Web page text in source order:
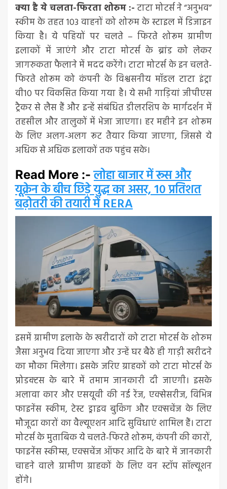
क्या है ये चलता-फिरता शोरुम :-टाटा मोटर्स ने “अनुभव”
स्कीम के तहत 103 वाहनों को शोरुम के स्टाइल में डिजाइन
किया है। ये पहियों पर चलते – फिरते शोरूम ग्रामीण
इलाकों में जाएंगे और टाटा मोटर्स के ब्रांड को लेकर
जागरुकता फैलाने में मदद करेंगे। टाटा मोटर्स के इन चलते-
फिरते शोरूम को कंपनी के विश्वसनीय मॉडल टाटा इंट्रा
वी10 पर विकसित किया गया है। ये सभी गाड़ियां जीपीएस
ट्रैकर से लैस हैं और इन्हें संबंधित डीलरशिप के मार्गदर्शन में
तहसील और तालुकों में भेजा जाएगा। हर महीने इन शोरूम
के लिए अलग-अलग रूट तैयार किया जाएगा, जिससे ये
अधिक से अधिक इलाकों तक पहुंच सके।
Read More :-लोहा बाजार में रूस और
यूक्रेन के बीच छिड़े युद्ध का असर, 10 प्रतिशत
बढ़ोतरी की तयारी में RERA
इसमें ग्रामीण इलाके के खरीदारों को टाटा मोटर्स के शोरुम
जैसा अनुभव दिया जाएगा और उन्हें घर बैठे ही गाड़ी खरीदने
का मौका मिलेगा। इसके जरिए ग्राहकों को टाटा मोटर्स के
प्रोडक्टस के बारे में तमाम जानकारी दी जाएगी। इसके
अलावा कार और एसयूवी की नई रेंज, एक्सेसरीज, विभिन्न
फाइनेंस स्कीम, टेस्ट ड्राइव बुकिंग और एक्सचेंज के लिए
मौजूदा कारों का वैल्यूएशन आदि सुविधाएं शामिल हैं। टाटा
मोटर्स के मुताबिक ये चलते-फिरते शोरूम, कंपनी की कारों,
फाइनेंस स्कीम्स, एक्सचेंज ऑफर आदि के बारे में जानकारी
चाहने वाले ग्रामीण ग्राहकों के लिए वन स्टॉप सॉल्यूशन
होंगे।